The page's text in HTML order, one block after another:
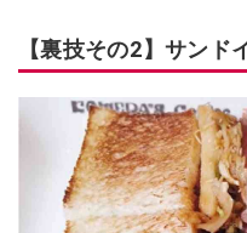
【裏技その2】サンド